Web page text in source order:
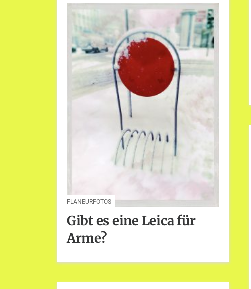
FLANEURFOTOS
Gibt es eine Leica für
Arme?